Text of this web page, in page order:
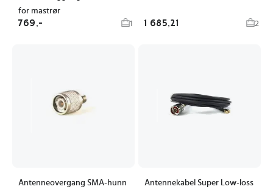
for mastrør
769,- 1 1 685,21 2
Antenneovergang SMA-hunn
Antennekabel Super Low-loss